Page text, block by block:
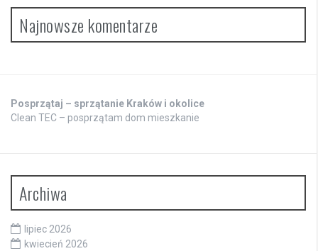
Najnowsze komentarze
Posprzątaj – sprzątanie Kraków i okolice
Clean TEC – posprzątam dom mieszkanie
Archiwa
lipiec 2026
kwiecień 2026